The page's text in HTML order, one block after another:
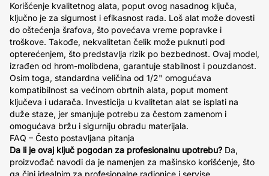
Korišćenje kvalitetnog alata, poput ovog nasadnog ključa,
ključno je za sigurnost i efikasnost rada. Loš alat može dovesti
do oštećenja šrafova, što povećava vreme popravke i
troškove. Takođe, nekvalitetan čelik može puknuti pod
opterećenjem, što predstavlja rizik po bezbednost. Ovaj model,
izrađen od hrom-molibdena, garantuje stabilnost i pouzdanost.
Osim toga, standardna veličina od 1/2" omogućava
kompatibilnost sa većinom obrtnih alata, poput moment
ključeva i udarača. Investicija u kvalitetan alat se isplati na
duže staze, jer smanjuje potrebu za čestom zamenom i
omogućava bržu i sigurniju obradu materijala.
FAQ – Često postavljana pitanja
Da li je ovaj ključ pogodan za profesionalnu upotrebu? Da,
proizvođač navodi da je namenjen za mašinsko korišćenje, što
ga čini idealnim za profesionalne radionice i servise.